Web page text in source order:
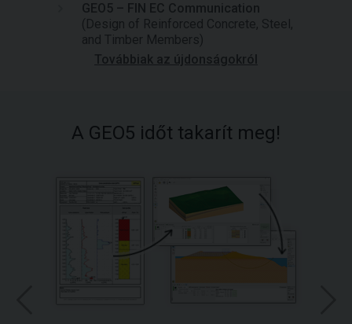
GEO5 – FIN EC Communication
(Design of Reinforced Concrete, Steel,
and Timber Members)
Továbbiak az újdonságokról
A GEO5 időt takarít meg!